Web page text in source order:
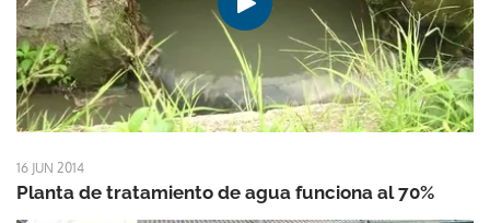
16 JUN 2014
Planta de tratamiento de agua funciona al 70%